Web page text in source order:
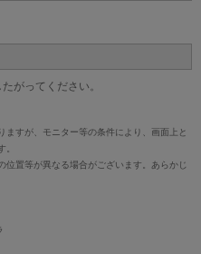
がってください。
すが、モニター等の条件により、画面上と
。
位置等が異なる場合がございます。あらかじ